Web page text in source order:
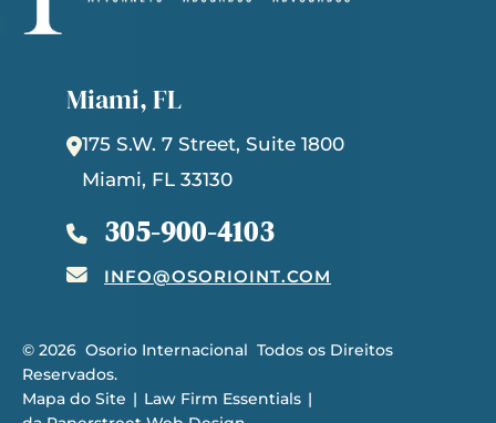
Miami, FL
175 S.W. 7 Street, Suite 1800
Miami, FL 33130
305-900-4103
INFO@OSORIOINT.COM
© 2026 Osorio Internacional Todos os Direitos
Reservados.
Mapa do Site
Law Firm Essentials